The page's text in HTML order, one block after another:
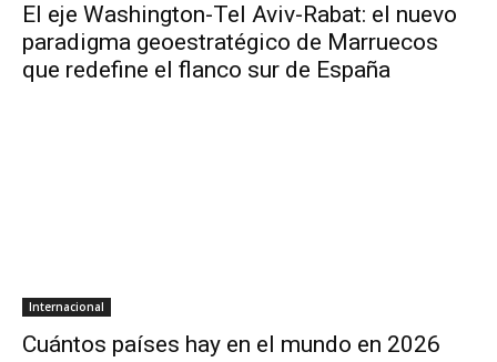
El eje Washington-Tel Aviv-Rabat: el nuevo
paradigma geoestratégico de Marruecos
que redefine el flanco sur de España
Internacional
Cuántos países hay en el mundo en 2026